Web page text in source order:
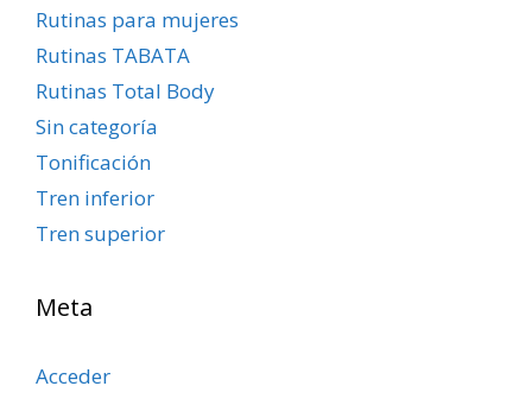
Rutinas para mujeres
Rutinas TABATA
Rutinas Total Body
Sin categoría
Tonificación
Tren inferior
Tren superior
Meta
Acceder